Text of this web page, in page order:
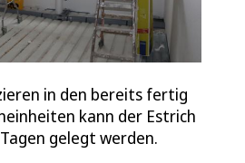
in den bereits fertig
kann der Estrich
gelegt werden.